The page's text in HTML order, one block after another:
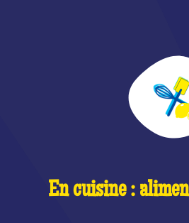
En cuisine :